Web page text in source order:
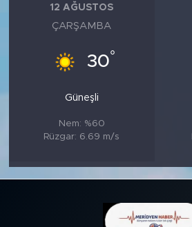
12 AĞUSTOS
ÇARŞAMBA
30°
Güneşli
Nem: %60
Rüzgar: 6.69 m/s